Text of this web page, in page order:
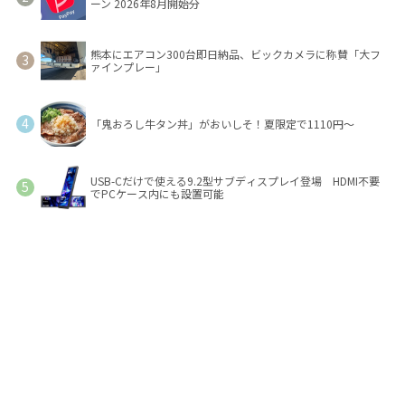
熊本にエアコン300台即日納品、ビックカメラに称賛「大フ
ァインプレー」
「鬼おろし牛タン丼」がおいしそ！夏限定で1110円～
USB-Cだけで使える9.2型サブディスプレイ登場 HDMI不要
でPCケース内にも設置可能